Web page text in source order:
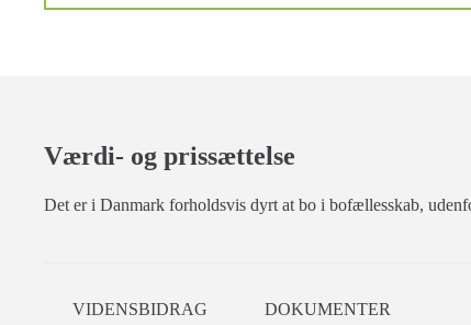
Værdi- og prissættelse
Det er i Danmark forholdsvis dyrt at bo i bofællesskab,
VIDENSBIDRAG DOKUMENTER